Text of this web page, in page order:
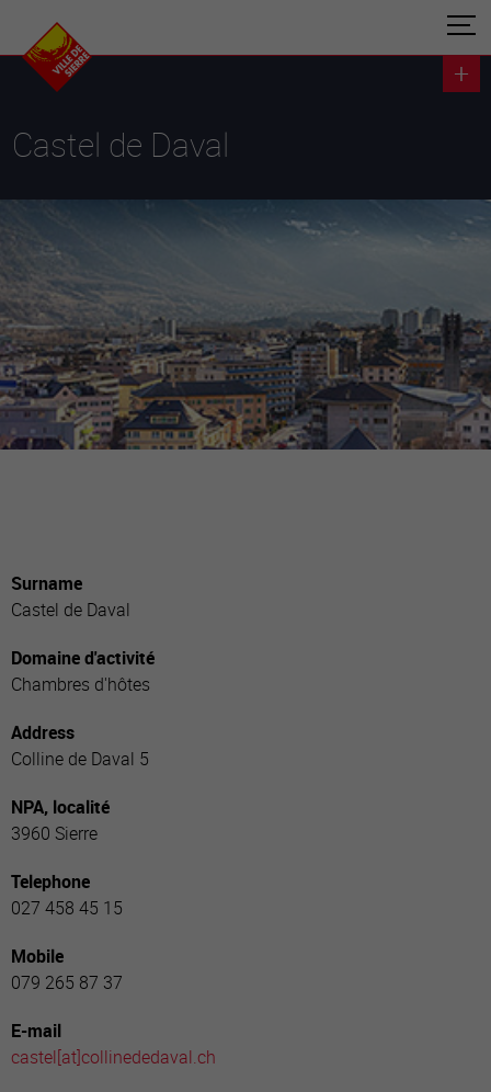
Castel de Daval
Surname
Castel de Daval
Domaine d'activité
Chambres d'hôtes
Address
Colline de Daval 5
NPA, localité
3960 Sierre
Telephone
027 458 45 15
Mobile
079 265 87 37
E-mail
castel[at]collinededaval.ch